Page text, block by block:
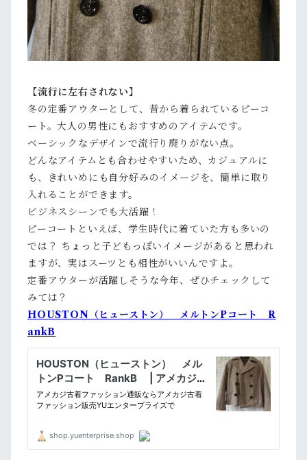
【流行に左右されない】
冬の定番アウターとして、昔から着られているピーコ
ート。大人の男性にもおすすめのアイテムです。
ベーシックなデザインで流行り廃りがない点。
どんなアイテムとも合わせやすいため、カジュアルに
も、きれいめにも自分好みのイメージを、簡単に取り
入れることができます。
ビジネスシーンでも大活躍！
ピーコートといえば、学生時代に着ていた方も多いの
では？ ちょっと子どもっぽいイメージがあると思われ
ますが、実はスーツとも相性がいいんですよ。
定番アウターが活躍しそうな今年、ぜひチェックして
みては？
HOUSTON（ヒューストン） メルトンPコート R
ankB